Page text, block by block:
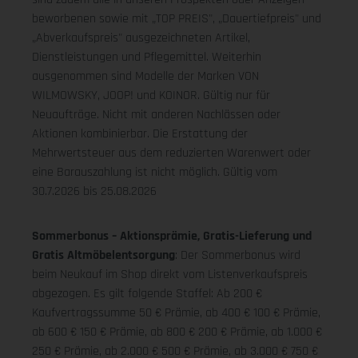
beworbenen sowie mit „TOP PREIS", „Dauertiefpreis" und
„Abverkaufspreis" ausgezeichneten Artikel,
Dienstleistungen und Pflegemittel. Weiterhin
ausgenommen sind Modelle der Marken VON
WILMOWSKY, JOOP! und KOINOR. Gültig nur für
Neuaufträge. Nicht mit anderen Nachlässen oder
Aktionen kombinierbar. Die Erstattung der
Mehrwertsteuer aus dem reduzierten Warenwert oder
eine Barauszahlung ist nicht möglich. Gültig vom
30.7.2026 bis 25.08.2026
Sommerbonus – Aktionsprämie, Gratis-Lieferung und
Gratis Altmöbelentsorgung: Der Sommerbonus wird
beim Neukauf im Shop direkt vom Listenverkaufspreis
abgezogen. Es gilt folgende Staffel: Ab 200 €
Kaufvertragssumme 50 € Prämie, ab 400 € 100 € Prämie,
ab 600 € 150 € Prämie, ab 800 € 200 € Prämie, ab 1.000 €
250 € Prämie, ab 2.000 € 500 € Prämie, ab 3.000 € 750 €